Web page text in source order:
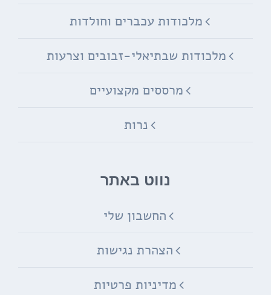
מלכודות עכברים וחולדות
מלכודות שבתיאלי-זבובים וצרעות
מרססים מקצועיים
נרות
נווט באתר
החשבון שלי
הצהרת נגישות
מדיניות פרטיות